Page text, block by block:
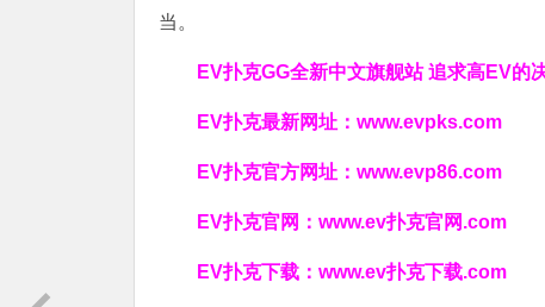
当。
EV扑克GG全新中文旗舰站追求高EV的
EV扑克最新网址： www.evpks.com
EV扑克官方网址： www.evp86.com
EV扑克官网： www.ev扑克官网.com
EV扑克下载： www.ev扑克下载.com